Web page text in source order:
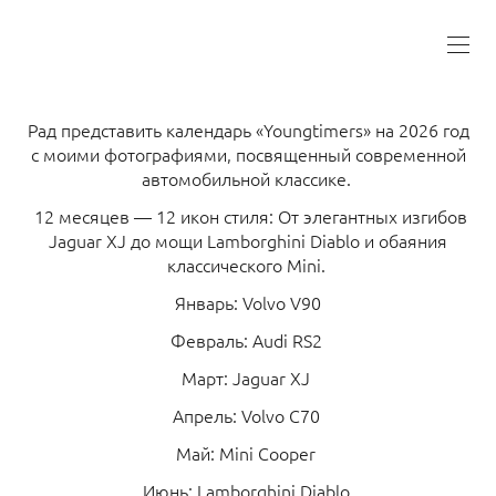
Рад представить календарь «Youngtimers» на 2026 год
с моими фотографиями, посвященный современной
автомобильной классике.
12 месяцев — 12 икон стиля: От элегантных изгибов
Jaguar XJ до мощи Lamborghini Diablo и обаяния
классического Mini.
Январь: Volvo V90
Февраль: Audi RS2
Март: Jaguar XJ
Апрель: Volvo C70
Май: Mini Cooper
Июнь: Lamborghini Diablo